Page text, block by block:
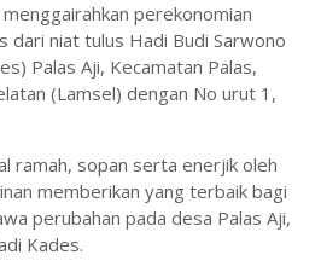
perekonomian
dari niat tulus Hadi Budi Sarwono
Palas Aji, Kecamatan Palas,
(Lamsel) dengan No urut 1,
ramah, sopan serta enerjik oleh
memberikan yang terbaik bagi
perubahan pada desa Palas Aji,
Kades.